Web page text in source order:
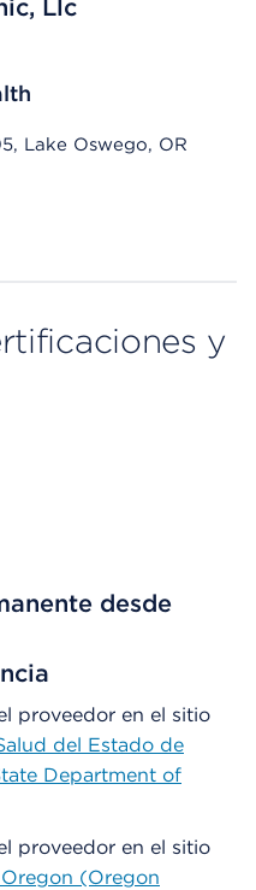
Llc
Lake Oswego, OR
on mobile devices
y
desde
proveedor en el sitio
del Estado de
Department of
proveedor en el sitio
(Oregon